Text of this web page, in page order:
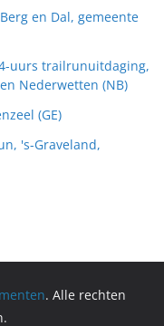
en Dal, gemeente
uurs trailrunuitdaging,
Nederwetten (NB)
(GE)
's-Graveland,
. Alle rechten